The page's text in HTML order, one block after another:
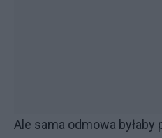
Ale sama odmowa byłaby